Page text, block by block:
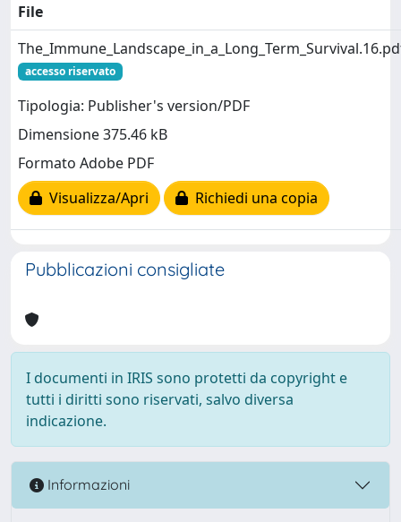
File
accesso riservato
Tipologia: Publisher's version/PDF
Dimensione 375.46 kB
Formato Adobe PDF
Visualizza/Apri
Richiedi una copia
Pubblicazioni consigliate
I documenti in IRIS sono protetti da copyright e
tutti i diritti sono riservati, salvo diversa
indicazione.
Informazioni